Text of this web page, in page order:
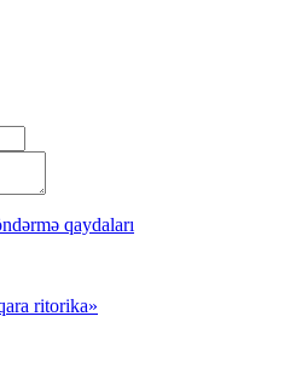
qaydaları